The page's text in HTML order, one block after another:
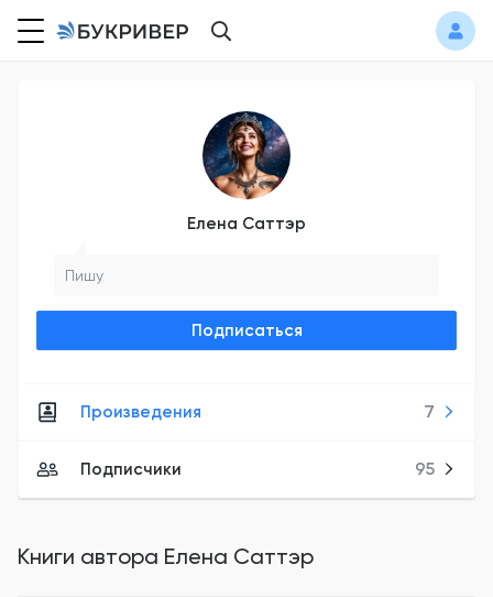
Елена Саттэр
Пишу
Подписаться
Произведения 7
Подписчики 95
Книги автора Елена Саттэр